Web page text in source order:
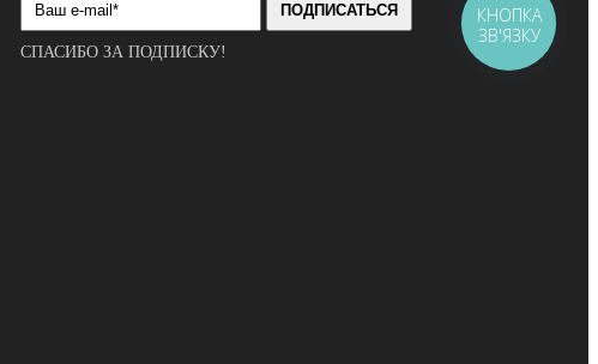
ПОДПИСАТЬСЯ
СПАСИБО ЗА ПОДПИСКУ!
КНОПКА
ЗВ'ЯЗКУ